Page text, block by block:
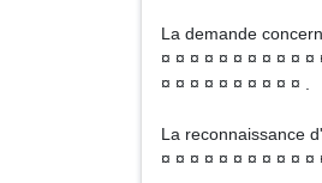
La demande
¤ ¤ ¤ ¤ ¤ ¤ ¤ ¤ ¤ ¤
¤ ¤ ¤ ¤ ¤ ¤ ¤ ¤ ¤ ¤ .
La reconnaissance
¤ ¤ ¤ ¤ ¤ ¤ ¤ ¤ ¤ ¤ ¤